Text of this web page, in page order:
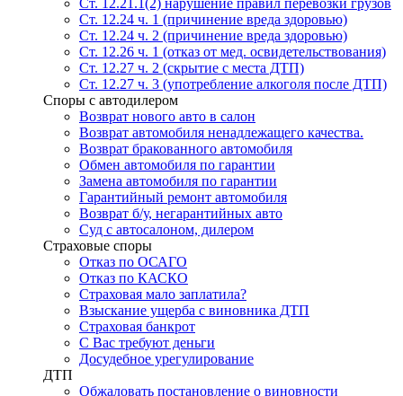
Ст. 12.21.1(2) нарушение правил перевозки грузов
Ст. 12.24 ч. 1 (причинение вреда здоровью)
Ст. 12.24 ч. 2 (причинение вреда здоровью)
Ст. 12.26 ч. 1 (отказ от мед. освидетельствования)
Ст. 12.27 ч. 2 (скрытие с места ДТП)
Ст. 12.27 ч. 3 (употребление алкоголя после ДТП)
Споры с автодилером
Возврат нового авто в салон
Возврат автомобиля ненадлежащего качества.
Возврат бракованного автомобиля
Обмен автомобиля по гарантии
Замена автомобиля по гарантии
Гарантийный ремонт автомобиля
Возврат б/у, негарантийных авто
Суд с автосалоном, дилером
Страховые споры
Отказ по ОСАГО
Отказ по КАСКО
Страховая мало заплатила?
Взыскание ущерба с виновника ДТП
Страховая банкрот
С Вас требуют деньги
Досудебное урегулирование
ДТП
Обжаловать постановление о виновности